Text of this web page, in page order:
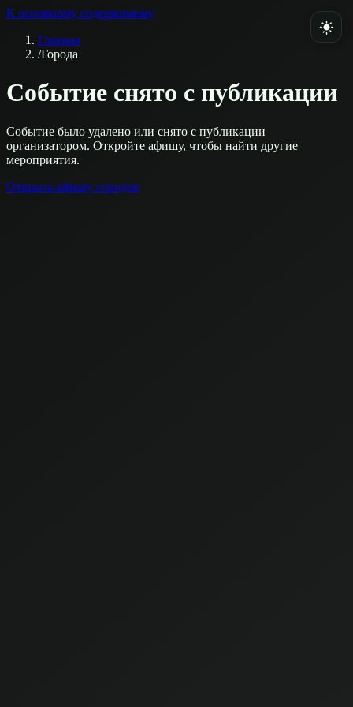
К основному содержимому
Главная
/Города
Событие снято с публикации
Событие было удалено или снято с публикации
организатором. Откройте афишу, чтобы найти другие
мероприятия.
Открыть афишу городов